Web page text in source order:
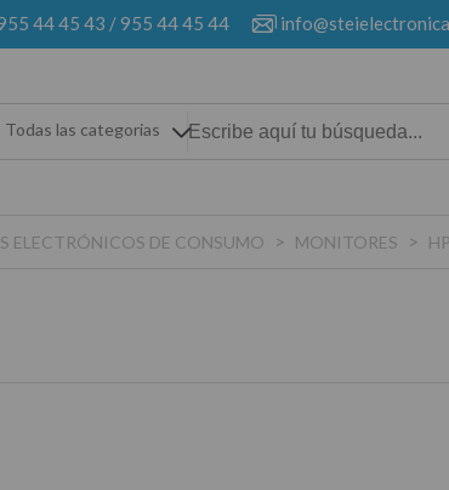
44 45 43 /955 44 45 44
Todas las categorias
ELECTRÓNICOS DE CONSUMO > MONITORES > HP